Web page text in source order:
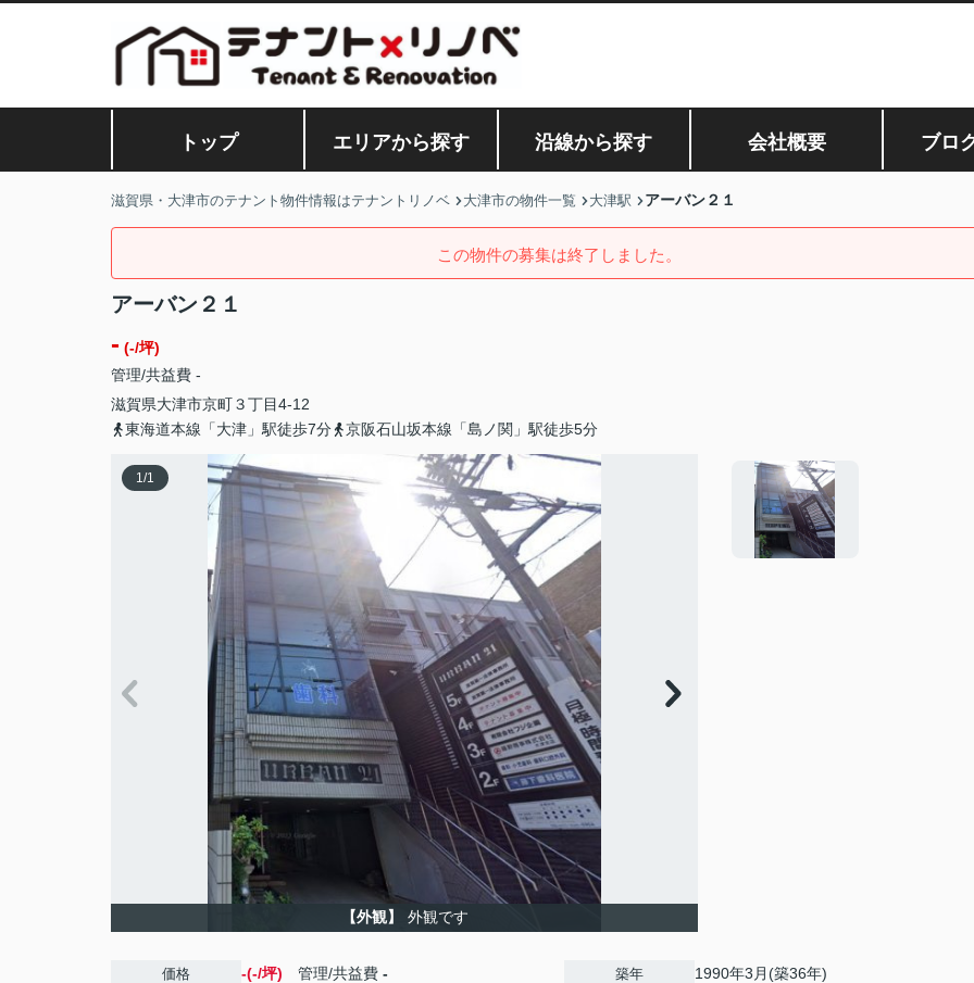
トップ エリアから探す 沿線から探す 会社概要 ブロ
滋賀県・大津市のテナント物件情報はテナントリノベ 大津市の物件一覧 大津駅 アーバン２１
この物件の募集は終了しました。
アーバン２１
- (-/坪)
管理/共益費 -
滋賀県大津市京町３丁目4-12
東海道本線「大津」駅徒歩7分
京阪石山坂本線「島ノ関」駅徒歩5分
1/1
【外観】 外観です
価格 -(-/坪) 管理/共益費 - 築年 1990年3月(築36年)